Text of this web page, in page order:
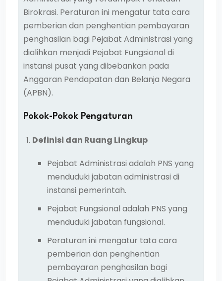
Birokrasi. Peraturan ini mengatur tata cara
pemberian dan penghentian pembayaran
penghasilan bagi Pejabat Administrasi yang
dialihkan menjadi Pejabat Fungsional di
instansi pusat yang dibebankan pada
Anggaran Pendapatan dan Belanja Negara
(APBN).
Pokok-Pokok Pengaturan
Definisi dan Ruang Lingkup
Pejabat Administrasi adalah PNS yang
menduduki jabatan administrasi di
instansi pemerintah.
Pejabat Fungsional adalah PNS yang
menduduki jabatan fungsional.
Peraturan ini mengatur tata cara
pemberian dan penghentian
pembayaran penghasilan bagi